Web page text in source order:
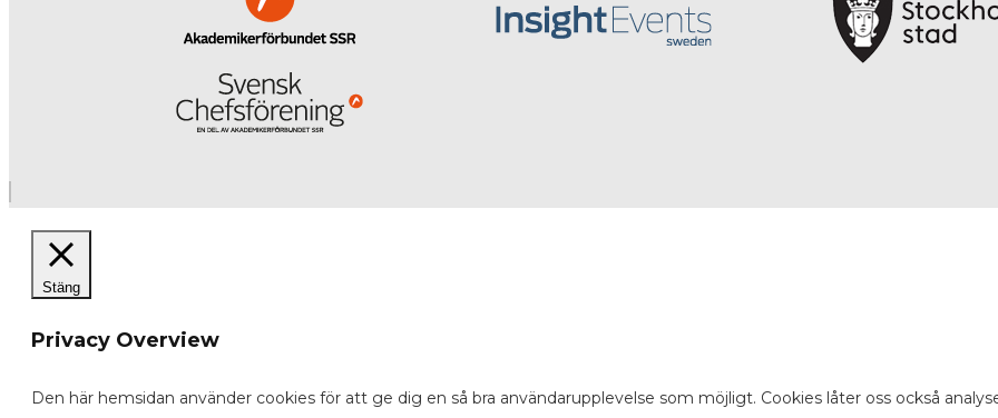
Stäng
Privacy Overview
Den här hemsidan använder cookies för att ge dig en så bra användarupplevelse som möjligt. Cookies låter oss också